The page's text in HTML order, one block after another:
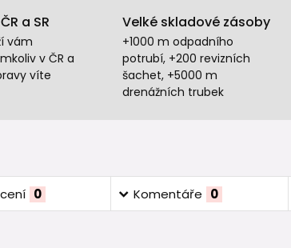
a SR
vám
v ČR a
víte
Velké skladové zásoby
+1000 m odpadního
potrubí, +200 revizních
šachet, +5000 m
drenážních trubek
0 Komentáře 0